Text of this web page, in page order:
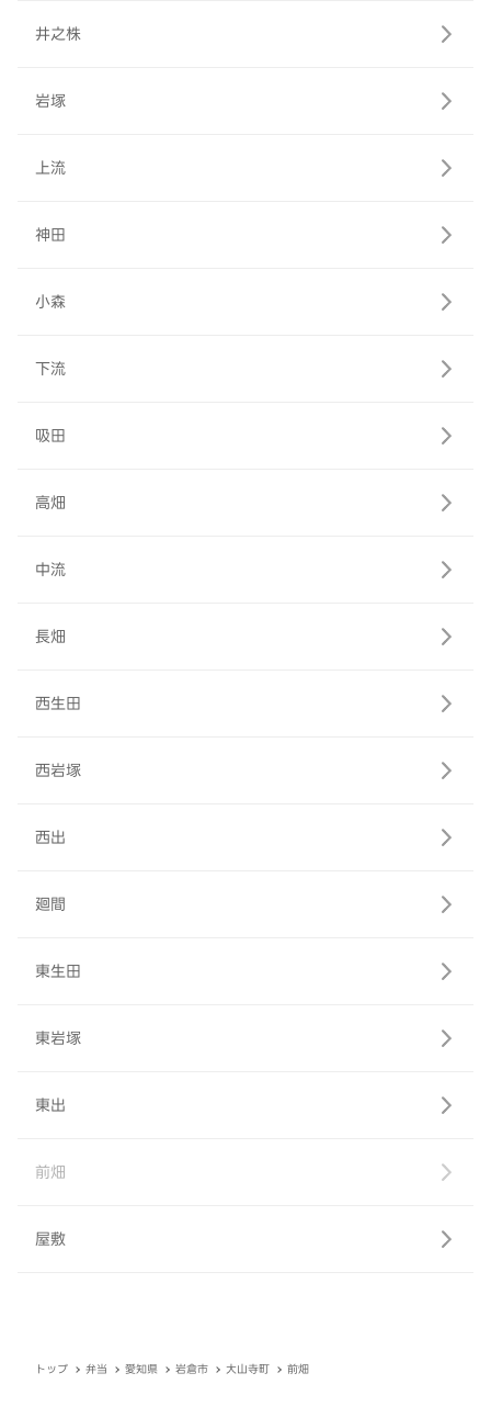
井之株
岩塚
上流
神田
小森
下流
吸田
高畑
中流
長畑
西生田
西岩塚
西出
廻間
東生田
東岩塚
東出
前畑
屋敷
トップ 弁当 愛知県 岩倉市 大山寺町 前畑